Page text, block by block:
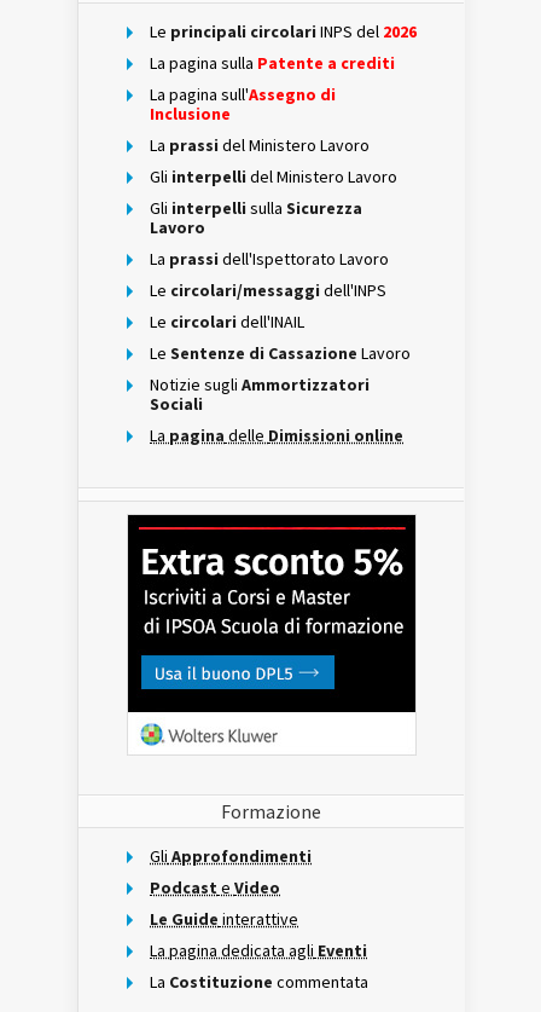
Le principali circolari INPS del 2026
La pagina sulla Patente a crediti
La pagina sull'Assegno di
Inclusione
La prassi del Ministero Lavoro
Gli interpelli del Ministero Lavoro
Gli interpelli sulla Sicurezza
Lavoro
La prassi dell'Ispettorato Lavoro
Le circolari/messaggi dell'INPS
Le circolari dell'INAIL
Le Sentenze di Cassazione Lavoro
Notizie sugli Ammortizzatori
Sociali
La pagina delle Dimissioni online
Formazione
Gli Approfondimenti
Podcast e Video
Le Guide interattive
La pagina dedicata agli Eventi
La Costituzione commentata